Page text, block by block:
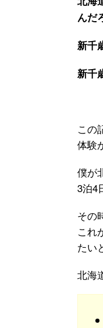
んだ
新千
新千
この
体験
僕が
3泊4
その
これ
たい
北海